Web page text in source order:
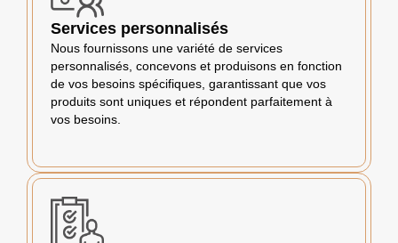
Services personnalisés
Nous fournissons une variété de services
personnalisés, concevons et produisons en fonction
de vos besoins spécifiques, garantissant que vos
produits sont uniques et répondent parfaitement à
vos besoins.